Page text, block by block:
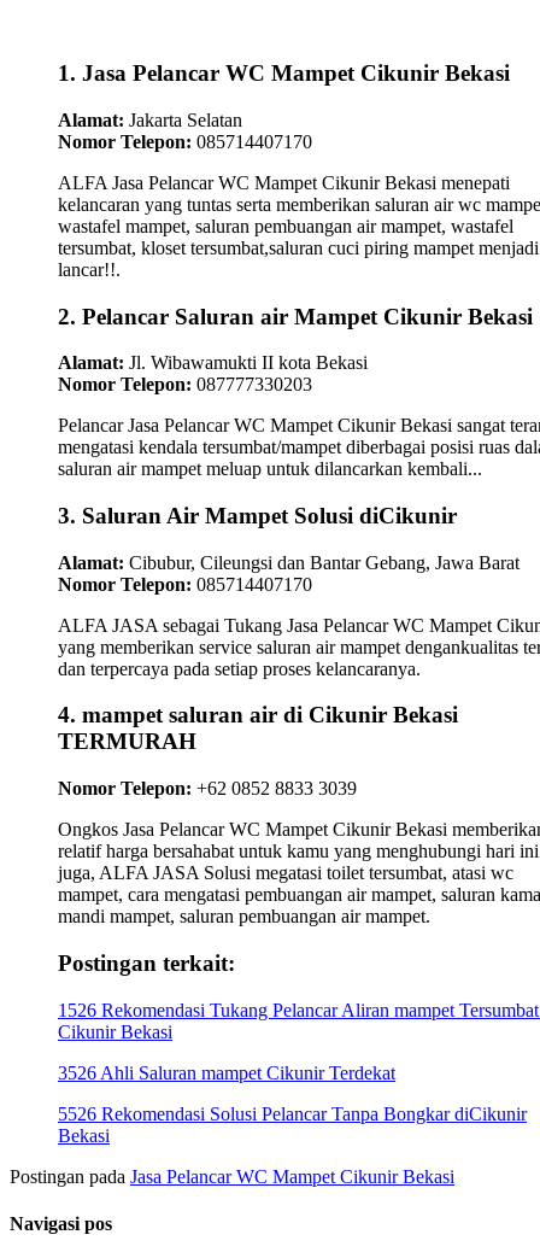
1. Jasa Pelancar WC Mampet Cikunir Bekasi
Alamat: Jakarta Selatan
Nomor Telepon: 085714407170
ALFA Jasa Pelancar WC Mampet Cikunir Bekasi menepati
kelancaran yang tuntas serta memberikan saluran air wc
wastafel mampet, saluran pembuangan air mampet, wastafel
tersumbat, kloset tersumbat,saluran cuci piring mampet menjadi
lancar!!.
2. Pelancar Saluran air Mampet Cikunir Bekasi
Alamat: Jl. Wibawamukti II kota Bekasi
Nomor Telepon: 087777330203
Pelancar Jasa Pelancar WC Mampet Cikunir Bekasi sangat
mengatasi kendala tersumbat/mampet diberbagai posisi ruas
saluran air mampet meluap untuk dilancarkan kembali...
3. Saluran Air Mampet Solusi diCikunir
Alamat: Cibubur, Cileungsi dan Bantar Gebang, Jawa Barat
Nomor Telepon: 085714407170
ALFA JASA sebagai Tukang Jasa Pelancar WC Mampet
yang memberikan service saluran air mampet dengankualitas
dan terpercaya pada setiap proses kelancaranya.
4. mampet saluran air di Cikunir Bekasi
TERMURAH
Nomor Telepon: +62 0852 8833 3039
Ongkos Jasa Pelancar WC Mampet Cikunir Bekasi
relatif harga bersahabat untuk kamu yang menghubungi hari ini
juga, ALFA JASA Solusi megatasi toilet tersumbat, atasi wc
mampet, cara mengatasi pembuangan air mampet, saluran
mandi mampet, saluran pembuangan air mampet.
Postingan terkait:
1526 Rekomendasi Tukang Pelancar Aliran mampet
Cikunir Bekasi
3526 Ahli Saluran mampet Cikunir Terdekat
5526 Rekomendasi Solusi Pelancar Tanpa Bongkar diCikunir
Bekasi
Postingan pada Jasa Pelancar WC Mampet Cikunir Bekasi
Navigasi pos